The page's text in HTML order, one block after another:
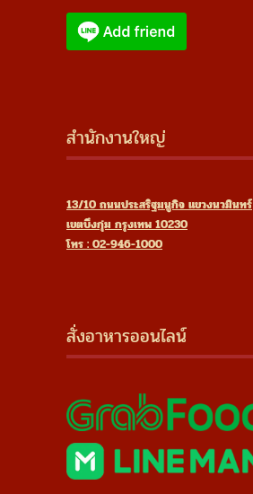
สำนักงานใหญ่
13/10 ถนนประสริฐมนูกิจ แขวงนวมินทร์
เขตบึงกุ่ม กรุงเทพ 10230
โทร : 02-946-1000
สั่งอาหารออนไลน์